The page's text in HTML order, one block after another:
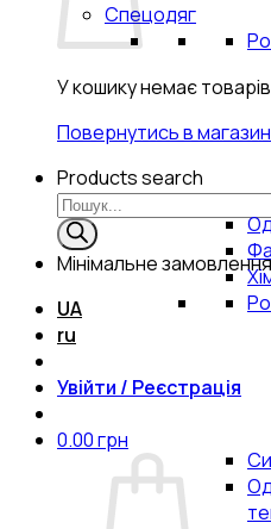
У кошику немає
Повернутись в магазин
Products search
Мінімальне
UA
ru
Увійти / Реєстрація
0.00грн
Спецодяг